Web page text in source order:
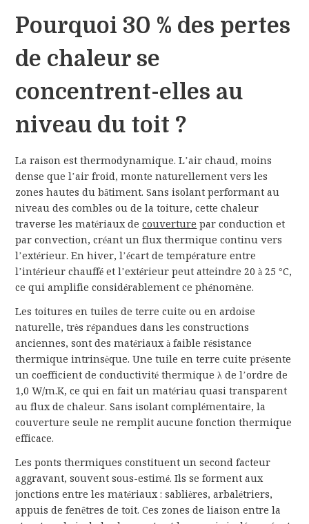
Pourquoi 30 % des pertes
de chaleur se
concentrent-elles au
niveau du toit ?
La raison est thermodynamique. L’air chaud, moins
dense que l’air froid, monte naturellement vers les
zones hautes du bâtiment. Sans isolant performant au
niveau des combles ou de la toiture, cette chaleur
traverse les matériaux decouverture par conduction et
par convection, créant un flux thermique continu vers
l’extérieur. En hiver, l’écart de température entre
l’intérieur chauffé et l’extérieur peut atteindre 20 à 25 °C,
ce qui amplifie considérablement ce phénomène.
Les toitures en tuiles de terre cuite ou en ardoise
naturelle, très répandues dans les constructions
anciennes, sont des matériaux à faible résistance
thermique intrinsèque. Une tuile en terre cuite présente
un coefficient de conductivité thermique λ de l’ordre de
1,0 W/m.K, ce qui en fait un matériau quasi transparent
au flux de chaleur. Sans isolant complémentaire, la
couverture seule ne remplit aucune fonction thermique
efficace.
Les ponts thermiques constituent un second facteur
aggravant, souvent sous-estimé. Ils se forment aux
jonctions entre les matériaux : sablières, arbalétriers,
appuis de fenêtres de toit. Ces zones de liaison entre la